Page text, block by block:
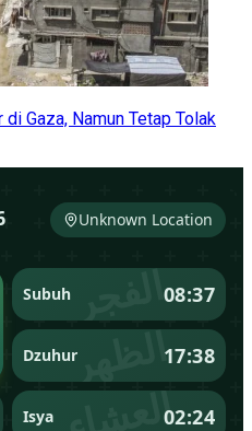
Gaza, Namun Tetap Tolak